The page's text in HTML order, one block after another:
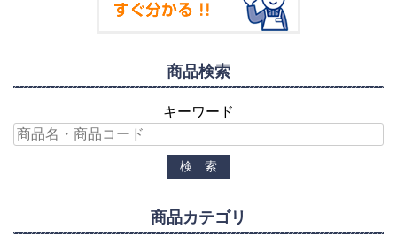
商品検索
キーワード
商品カテゴリ